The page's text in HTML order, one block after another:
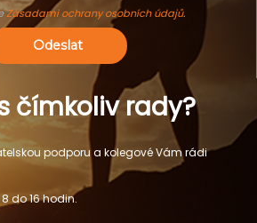
Zásadami ochrany osobních údajů.
Odeslat
čímkoliv rady?
podporu a kolegové Vám rádi
do 16 hodin.